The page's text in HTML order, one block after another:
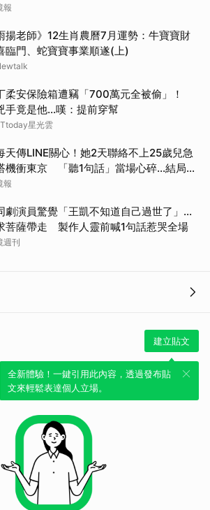
絡
報
揚老師》12生肖農曆7月運勢：牛寶寶財
臨門、蛇寶寶事業順遂(上)
柔安保險箱遭竊「700萬元全被偷」！
手竟是他...嘆：提前穿幫
星光雲
天傳LINE關心！她2天聯絡不上25歲兒急
機衝東京 「聽1句話」當場心碎...結局看
網
報
劇演員驚覺「王凱不知道自己過世了」...
菩薩帶走 製作人靈前喊1句話惹哭全場
週刊
建立貼文
全新體驗！一鍵引用此內容，透過發布貼
文來輕鬆表達個人立場。